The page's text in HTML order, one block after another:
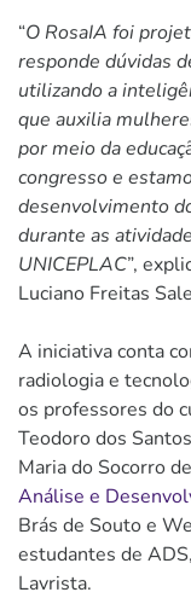
“O RosaIA foi
responde dúvidas
utilizando a
que auxilia
por meio da
congresso e
desenvolvimento
durante as
UNICEPLAC”,
Luciano Freitas
A iniciativa conta
radiologia e
os professores do
Teodoro dos
Maria do Socorro
Análise e
Brás de Souto e
estudantes de
Lavrista.